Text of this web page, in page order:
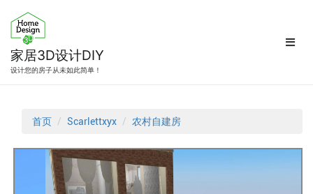
家居3D设计DIY
设计您的房子从未如此简单！
首页 Scarlettxyx 农村自建房